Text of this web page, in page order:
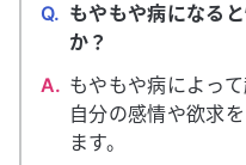
Q. もやもや病になる
か？
A. もやもや病によっ
自分の感情や欲求
ます。